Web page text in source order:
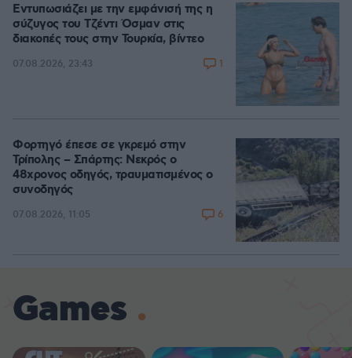
Εντυπωσιάζει με την εμφάνισή της η
σύζυγος του Τζέντι Όσμαν στις
διακοπές τους στην Τουρκία, βίντεο
07.08.2026, 23:43 1
Φορτηγό έπεσε σε γκρεμό στην
Τρίπολης – Σπάρτης: Νεκρός ο
48χρονος οδηγός, τραυματισμένος ο
συνοδηγός
07.08.2026, 11:05 6
Games